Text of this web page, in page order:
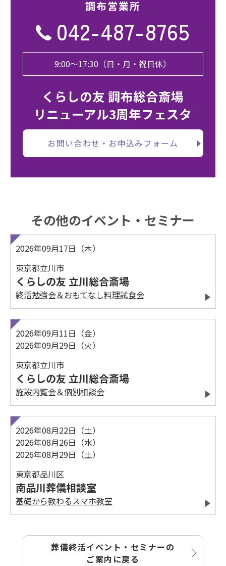
調布営業所
042-487-8765
9:00〜17:30（日・月・祝日休）
くらしの友 調布総合斎場
リニューアル3周年フェスタ
お問い合わせ・お申込みフォーム
その他のイベント・セミナー
2026年09月17日（木）
東京都立川市
くらしの友 立川総合斎場
終活勉強会＆おもてなし料理試食会
2026年09月11日（金）
2026年09月29日（火）
東京都立川市
くらしの友 立川総合斎場
施設内覧会＆個別相談会
2026年08月22日（土）
2026年08月26日（水）
2026年08月29日（土）
東京都品川区
南品川葬儀相談室
基礎から教わるスマホ教室
葬儀終活イベント・セミナーの
ご案内に戻る